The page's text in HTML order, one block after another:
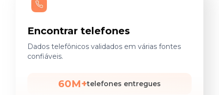
Encontrar telefones
Dados telefônicos validados em várias fontes
confiáveis.
60M+telefones entregues